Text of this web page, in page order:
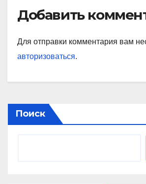
Добавить
Для отправки комментария вам
авторизоваться.
Поиск